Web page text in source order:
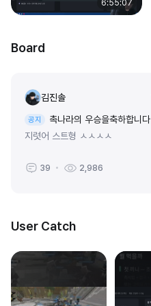
6:55:07
Board
김진솔
공지
촉나라의 우승을축하합니다
지렷어 스트형 ㅅㅅㅅㅅ
39 2,986
User Catch